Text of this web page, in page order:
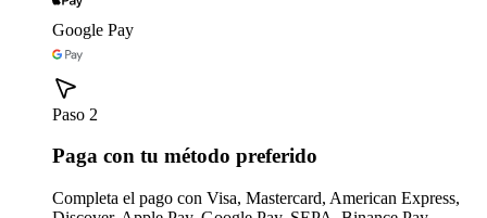
Google Pay
Paso 2
Paga con tu método preferido
Completa el pago con Visa, Mastercard, American Express,